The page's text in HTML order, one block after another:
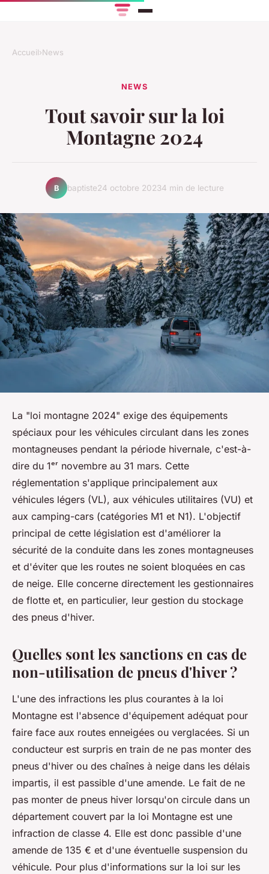
Accueil›News
NEWS
Tout savoir sur la loi
Montagne 2024
B baptiste24 octobre 20234 min de lecture
La "loi montagne 2024" exige des équipements
spéciaux pour les véhicules circulant dans les zones
montagneuses pendant la période hivernale, c'est-à-
dire du 1ᵉʳ novembre au 31 mars. Cette
réglementation s'applique principalement aux
véhicules légers (VL), aux véhicules utilitaires (VU) et
aux camping-cars (catégories M1 et N1). L'objectif
principal de cette législation est d'améliorer la
sécurité de la conduite dans les zones montagneuses
et d'éviter que les routes ne soient bloquées en cas
de neige. Elle concerne directement les gestionnaires
de flotte et, en particulier, leur gestion du stockage
des pneus d'hiver.
Quelles sont les sanctions en cas de
non-utilisation de pneus d'hiver ?
L'une des infractions les plus courantes à la loi
Montagne est l'absence d'équipement adéquat pour
faire face aux routes enneigées ou verglacées. Si un
conducteur est surpris en train de ne pas monter des
pneus d'hiver ou des chaînes à neige dans les délais
impartis, il est passible d'une amende. Le fait de ne
pas monter de pneus hiver lorsqu'on circule dans un
département couvert par la loi Montagne est une
infraction de classe 4. Elle est donc passible d'une
amende de 135 € et d'une éventuelle suspension du
véhicule. Pour plus d'informations sur la loi sur les